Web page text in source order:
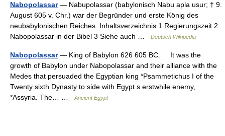
Nabopolassar— Nabupolassar (babylonisch Nabu apla usur; † 9.
August 605 v. Chr.) war der Begründer und erste König des
neubabylonischen Reiches. Inhaltsverzeichnis 1 Regierungszeit 2
Nabopolassar in der Bibel 3 Siehe auch …
Deutsch Wikipedia
Nabopolassar— King of Babylon 626 605 BC. It was the
growth of Babylon under Nabopolassar and their alliance with the
Medes that persuaded the Egyptian king *Psammetichus I of the
Twenty sixth Dynasty to side with Egypt s erstwhile enemy,
*Assyria. The… …
Ancient Egypt